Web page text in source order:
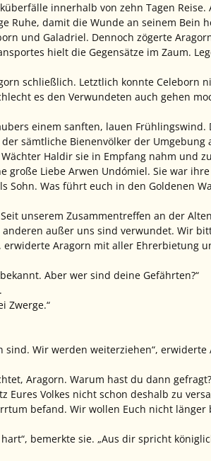
innerhalb von zehn Tagen Reise.
Ruhe, damit die Wunde an seinem Bein
und Galadriel. Dennoch zögerte
hielt die Gegensätze im Zaum.
schließlich. Letztlich konnte Celeborn
es den Verwundeten auch gehen
einem sanften, lauen
sämtliche Bienenvölker der Umgebung
Haldir sie in Empfang nahm und
große Liebe Arwen Undómiel. Sie war
Sohn. Was führt euch in den Goldenen
unserem Zusammentreffen an der
außer uns sind verwundet. Wir
Aragorn mit aller Ehrerbietung
Aber wer sind deine Gefährten?“
Zwerge.“
sind. Wir werden weiterziehen“,
Aragorn. Warum hast du dann
Eures Volkes nicht schon deshalb zu
befand. Wir wollen Euch nicht länger
bemerkte sie. „Aus dir spricht